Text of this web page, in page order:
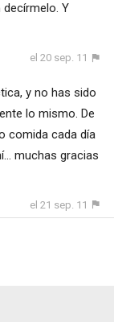
Y
el 20 sep. 11
y no has sido
lo mismo. De
comida cada día
muchas gracias
el 21 sep. 11